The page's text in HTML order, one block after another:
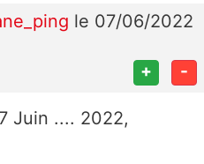
le 07/06/2022
+ -
Juin .... 2022,